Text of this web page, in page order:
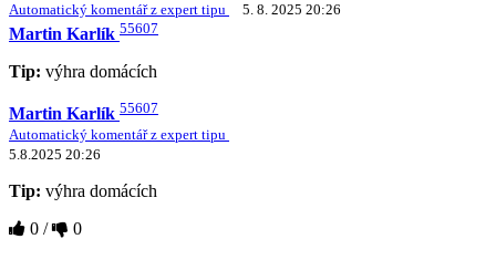
Automatický komentář z expert tipu 5. 8. 2025 20:26
Martin Karlík 55607
Tip: výhra domácích
Martin Karlík 55607
Automatický komentář z expert tipu
5.8.2025 20:26
Tip: výhra domácích
0 / 0